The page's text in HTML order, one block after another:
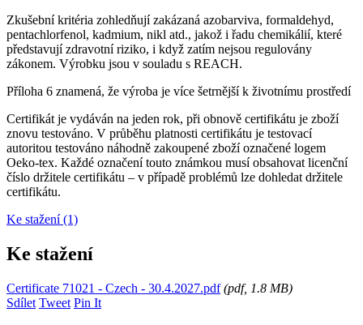
Zkušební kritéria zohledňují zakázaná azobarviva, formaldehyd,
pentachlorfenol, kadmium, nikl atd., jakož i řadu chemikálií, které
představují zdravotní riziko, i když zatím nejsou regulovány
zákonem. Výrobku jsou v souladu s REACH.
Příloha 6 znamená, že výroba je více šetrnější k životnímu prostředí
Certifikát je vydáván na jeden rok, při obnově certifikátu je zboží
znovu testováno. V průběhu platnosti certifikátu je testovací
autoritou testováno náhodně zakoupené zboží označené logem
Oeko-tex. Každé označení touto známkou musí obsahovat licenční
číslo držitele certifikátu – v případě problémů lze dohledat držitele
certifikátu.
Ke stažení (1)
Ke stažení
Certificate 71021 - Czech - 30.4.2027.pdf (pdf, 1.8 MB)
Sdílet Tweet Pin It